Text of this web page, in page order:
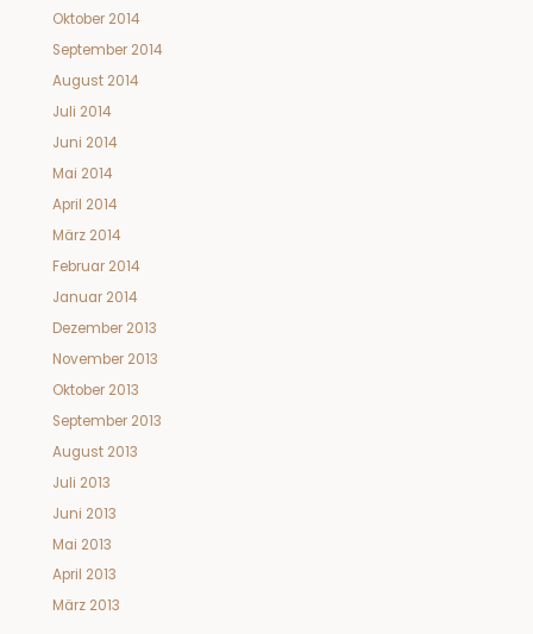
Oktober 2014
September 2014
August 2014
Juli 2014
Juni 2014
Mai 2014
April 2014
März 2014
Februar 2014
Januar 2014
Dezember 2013
November 2013
Oktober 2013
September 2013
August 2013
Juli 2013
Juni 2013
Mai 2013
April 2013
März 2013